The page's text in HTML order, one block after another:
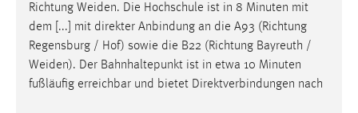
Richtung Weiden. Die Hochschule ist in 8 Minuten mit
dem [...] mit direkter Anbindung an die A93 (Richtung
Regensburg / Hof) sowie die B22 (Richtung Bayreuth /
Weiden). Der Bahnhaltepunkt ist in etwa 10 Minuten
fußläufig erreichbar und bietet Direktverbindungen nach